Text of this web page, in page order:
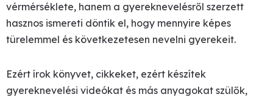
vérmérséklete, hanem a gyereknevelésről szerzett
hasznos ismereti döntik el, hogy mennyire képes
türelemmel és következetesen nevelni gyerekeit.
Ezért írok könyvet, cikkeket, ezért készítek
gyereknevelési videókat és más anyagokat szülők,